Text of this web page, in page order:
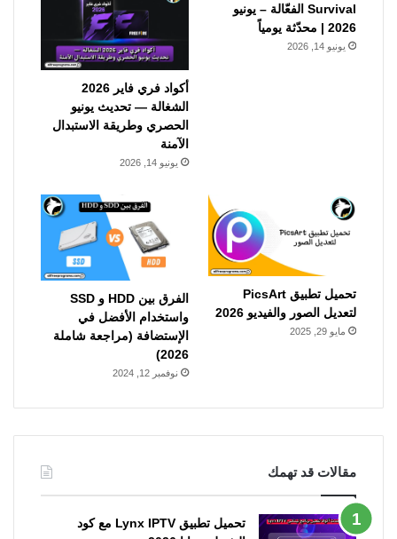
Survival الفعّالة – يونيو
2026 | محدّثة يومياً
يونيو 14, 2026
أكواد فري فاير 2026
الشغالة — تحديث يونيو
الحصري وطريقة الاستبدال
الآمنة
يونيو 14, 2026
تحميل تطبيق PicsArt
لتعديل الصور والفيديو 2026
مايو 29, 2025
الفرق بين HDD و SSD
واستخدام الأفضل في
الإستضافة (مراجعة شاملة
2026)
نوفمبر 12, 2024
مقالات قد تهمك
تحميل تطبيق Lynx IPTV مع كود